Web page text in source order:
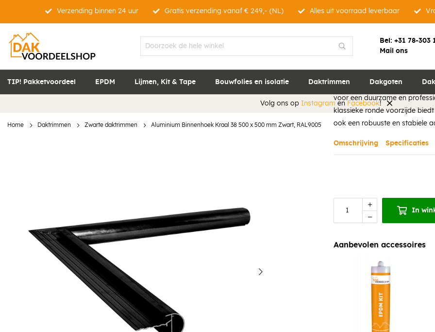
Verzending binnen 24 uur Gratis verzending vanaf € 249,- (NL) Alles uit voorraad leverbaar
Bel: +31 78-303
Mail ons
TIP! Pakketvoordeel EPDM Lijmen, Kit & Tape Bouwfolies en isolatie Daktrimmen Dakgoten
Volg ons op Instagram en Facebook!
Home Daktrimmen Zwarte daktrimmen Aluminium Binnenhoek Kraal 38 500 x 500 mm Zwart, RAL9005
Aluminium
Zwart, RAL9005
Deze aluminium binnenhoek
voor een duurzame en
klassieke ronde voorzijde
ook een robuuste en stabiele
Omschrijving Specificaties
In
Aanbevolen accessoires